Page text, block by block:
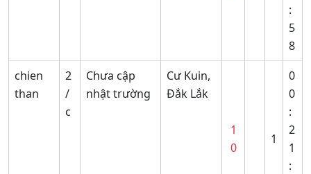
:
5
8
chien
than
2
/
c
Chưa cập
nhật trường
Cư Kuin,
Đắk Lắk
1
0
1
0
0
:
2
1
: